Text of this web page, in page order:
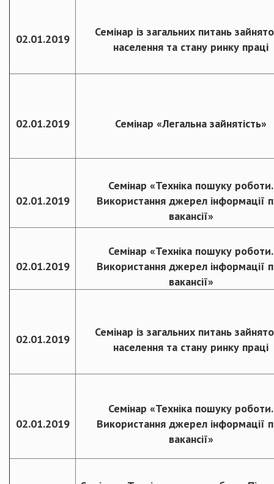
02.01.2019
Семінар із загальних питань
населення та стану ринку праці
02.01.2019 Семінар «Легальна зайнятість»
02.01.2019
Семінар «Техніка пошуку роботи.
Використання джерел інформації
вакансії»
02.01.2019
Семінар «Техніка пошуку роботи.
Використання джерел інформації
вакансії»
02.01.2019
Семінар із загальних питань
населення та стану ринку праці
02.01.2019
Семінар «Техніка пошуку роботи.
Використання джерел інформації
вакансії»